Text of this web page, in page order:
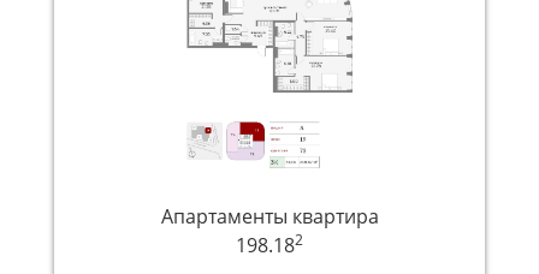
Апартаменты квартира
198.182